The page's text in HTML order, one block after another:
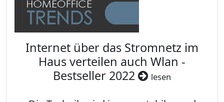
Internet über das Stromnetz im
Haus verteilen auch Wlan -
Bestseller 2022
lesen